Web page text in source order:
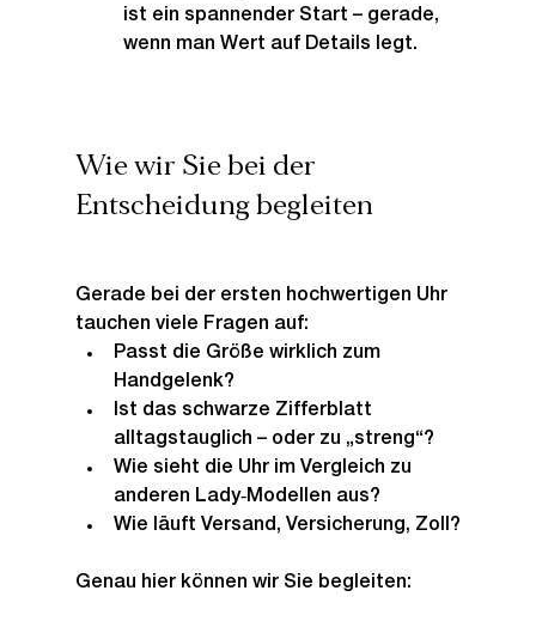
ist ein spannender Start – gerade,
wenn man Wert auf Details legt.
Wie wir Sie bei der
Entscheidung begleiten
Gerade bei der ersten hochwertigen Uhr
tauchen viele Fragen auf:
Passt die Größe wirklich zum
Handgelenk?
Ist das schwarze Zifferblatt
alltagstauglich – oder zu „streng“?
Wie sieht die Uhr im Vergleich zu
anderen Lady‑Modellen aus?
Wie läuft Versand, Versicherung, Zoll?
Genau hier können wir Sie begleiten: